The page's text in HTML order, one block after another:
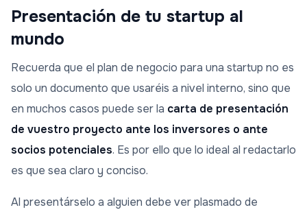
Presentación de tu startup al
mundo
Recuerda que el plan de negocio para una startup no es
solo un documento que usaréis a nivel interno, sino que
en muchos casos puede ser la carta de presentación
de vuestro proyecto ante los inversores o ante
socios potenciales. Es por ello que lo ideal al redactarlo
es que sea claro y conciso.
Al presentárselo a alguien debe ver plasmado de